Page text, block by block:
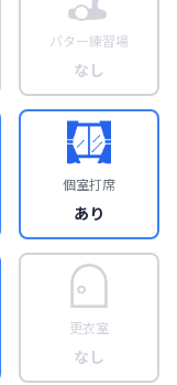
パター練習場
なし
個室打席
あり
更衣室
なし